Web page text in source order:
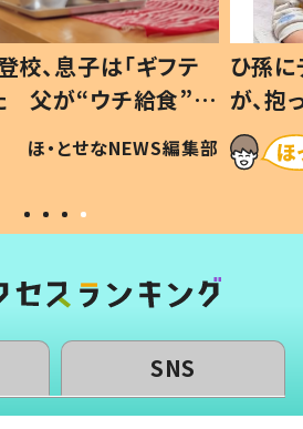
校、息子は「ギフテ
父が“ウチ給食”を
理由とは #令和の親
ほ・とせなNEWS編集部
ひ孫
が、
「涙が
い」
SNS